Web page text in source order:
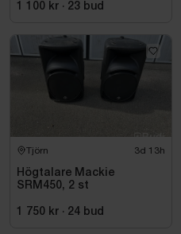
1 100 kr · 23 bud
Tjörn 3d 13h
Högtalare Mackie
SRM450, 2 st
1 750 kr · 24 bud